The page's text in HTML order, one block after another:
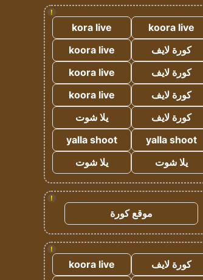
!
koora live
kora live
كورة لايف
koora live
كورة لايف
koora live
كورة لايف
koora live
كورة لايف
يلا شوت
yalla shoot
yalla shoot
يلا شوت
يلا شوت
!
موقع كورة
!
كورة لايف
koora live